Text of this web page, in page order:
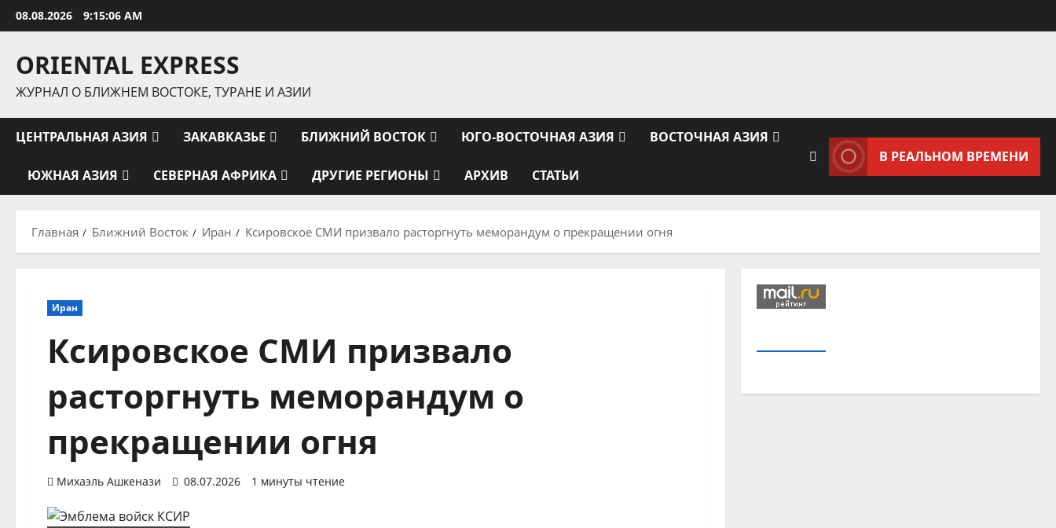
Перейти
к
08.08.2026 9:15:06 AM
ORIENTAL EXPRESS
ЖУРНАЛ О БЛИЖНЕМ ВОСТОКЕ, ТУРАНЕ И АЗИИ
ЦЕНТРАЛЬНАЯ АЗИЯ ЗАКАВКАЗЬЕ БЛИЖНИЙ ВОСТОК ЮГО-ВОСТОЧНАЯ АЗИЯ ВОСТОЧНАЯ АЗИЯ
ЮЖНАЯ АЗИЯ СЕВЕРНАЯ АФРИКА ДРУГИЕ РЕГИОНЫ АРХИВ СТАТЬИ
В РЕАЛЬНОМ ВРЕМЕНИ
Главная Ближний Восток Иран Ксировское СМИ призвало расторгнуть меморандум о прекращении огня
Иран
Ксировское СМИ призвало
расторгнуть меморандум о
прекращении огня
Михаэль Ашкенази 08.07.2026 1 минуты чтение